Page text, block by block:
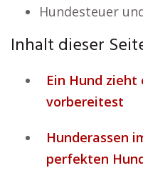
Hundesteuer
Inhalt dieser
Ein Hund
vorbereitest
Hunderassen
perfekten